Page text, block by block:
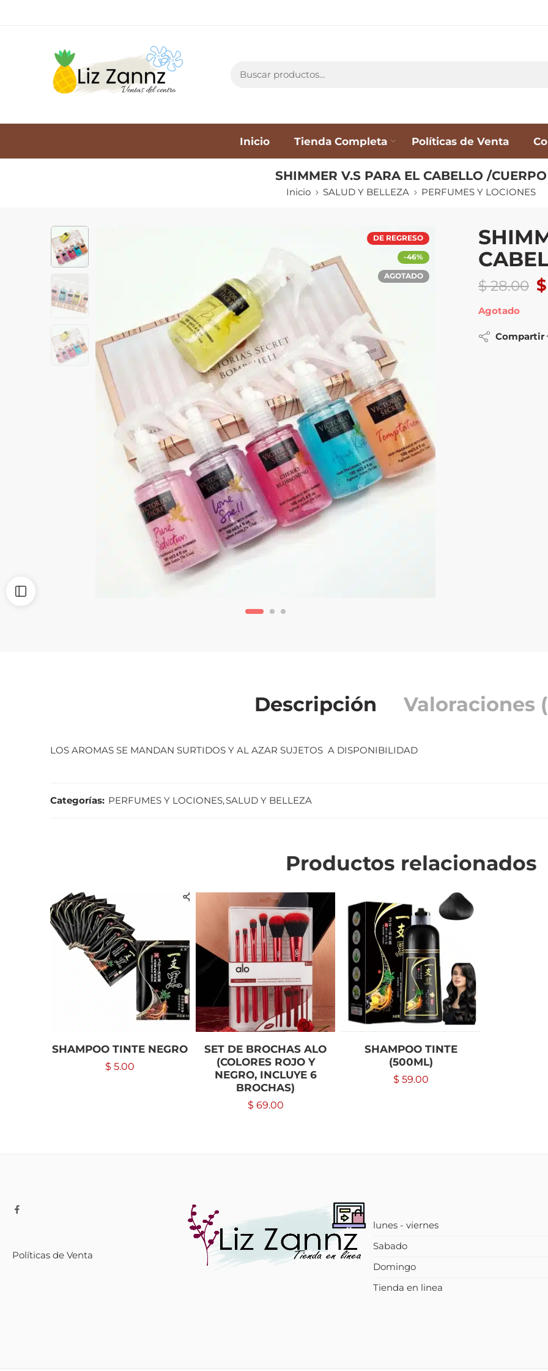
Inicio Tienda Completa Políticas de Venta
SHIMMER V.S PARA EL CABELLO /CUERPO
Inicio SALUD Y BELLEZA PERFUMES Y LOCIONES
DE REGRESO
-46%
AGOTADO
$28.00 $
Agotado
Compartir
Descripción Valoraciones
LOS AROMAS SE MANDAN SURTIDOS Y AL AZAR SUJETOS A DISPONIBILIDAD
Categorías: PERFUMES Y LOCIONES,SALUD Y BELLEZA
Productos relacionados
SHAMPOO TINTE NEGRO
$ 5.00
SET DE BROCHAS ALO
(COLORES ROJO Y
NEGRO, INCLUYE 6
BROCHAS)
$ 69.00
SHAMPOO TINTE
(500ML)
$ 59.00
Políticas de Venta
lunes - viernes
Sabado
Domingo
Tienda en linea